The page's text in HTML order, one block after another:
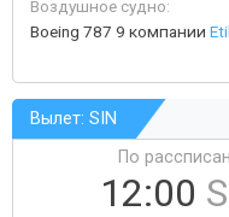
Воздушное судно:
Boeing 787 9 компании
Вылет: SIN
По
12:00